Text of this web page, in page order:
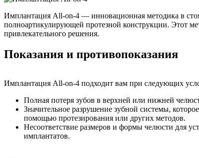
Имплантация All-on-4 — инновационная методика в
полноартикулирующей протезной конструкции. Этот
привлекательного решения.
Показания и противопоказания
Имплантация All-on-4 подходит вам при следующих
Полная потеря зубов в верхней или нижней
Значительное разрушение зубной системы,
помощью протезирования или других методов.
Несоответствие размеров и формы челюсти для
имплантатов.